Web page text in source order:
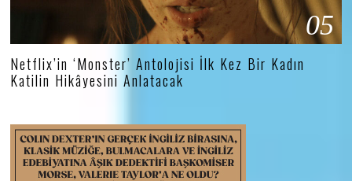
05
Netflix’in ‘Monster’ Antolojisi İlk Kez Bir Kadın
Katilin Hikâyesini Anlatacak